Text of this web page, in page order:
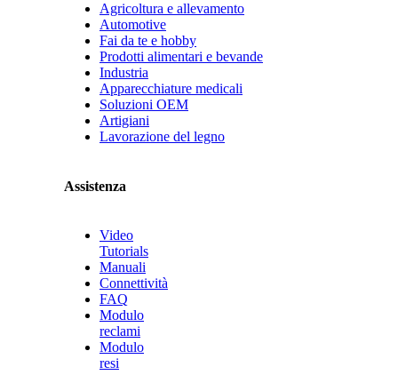
Agricoltura e allevamento
Automotive
Fai da te e hobby
Prodotti alimentari e bevande
Industria
Apparecchiature medicali
Soluzioni OEM
Artigiani
Lavorazione del legno
Assistenza
Video
Tutorials
Manuali
Connettività
FAQ
Modulo
reclami
Modulo
resi